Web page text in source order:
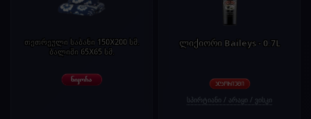
თეთრეული საბანი 150X200 სმ.
ბალიში 65X65 სმ.
ლიქიორი Baileys - 0.7L
სპირტიანი / არაყი / ვისკი